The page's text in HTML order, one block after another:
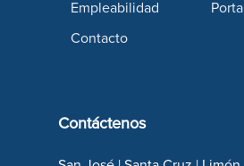
Empleabilidad
Contacto
Contáctenos